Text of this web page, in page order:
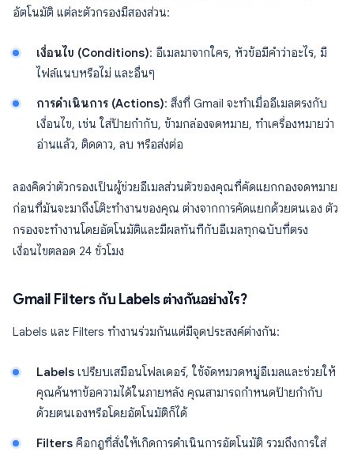
อัตโนมัติ แต่ละตัวกรองมีสองส่วน:
เงื่อนไข (Conditions): อีเมลมาจากใคร, หัวข้อมีคำว่าอะไร, มี
ไฟล์แนบหรือไม่ และอื่นๆ
การดำเนินการ (Actions): สิ่งที่ Gmail จะทำเมื่ออีเมลตรงกับ
เงื่อนไข, เช่น ใส่ป้ายกำกับ, ข้ามกล่องจดหมาย, ทำเครื่องหมายว่า
อ่านแล้ว, ติดดาว, ลบ หรือส่งต่อ
ลองคิดว่าตัวกรองเป็นผู้ช่วยอีเมลส่วนตัวของคุณที่คัดแยกกองจดหมาย
ก่อนที่มันจะมาถึงโต๊ะทำงานของคุณ ต่างจากการคัดแยกด้วยตนเอง ตัว
กรองจะทำงานโดยอัตโนมัติและมีผลทันทีกับอีเมลทุกฉบับที่ตรง
เงื่อนไขตลอด 24 ชั่วโมง
Gmail Filters กับ Labels ต่างกันอย่างไร?
Labels และ Filters ทำงานร่วมกันแต่มีจุดประสงค์ต่างกัน:
Labels เปรียบเสมือนโฟลเดอร์, ใช้จัดหมวดหมู่อีเมลและช่วยให้
คุณค้นหาข้อความได้ในภายหลัง คุณสามารถกำหนดป้ายกำกับ
ด้วยตนเองหรือโดยอัตโนมัติก็ได้
Filters คือกฎที่สั่งให้เกิดการดำเนินการอัตโนมัติ รวมถึงการใส่